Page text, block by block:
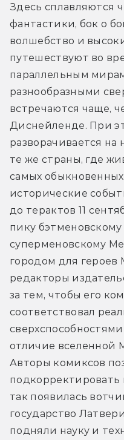
Здесь сплавляются
фантастики, бок о
волшебство и
путешествуют во
параллельным
разнообразными
встречаются чаще,
Диснейленде. При
разворачивается
те же страны, где
самых
исторические
до терактов 11
пику
суперменовскому
городом для героев
редакторы
за тем, чтобы его
соответствовал
отличие вселенной
Авторы комиксов
подкорректировать
так появилась
государство
подняли науку и